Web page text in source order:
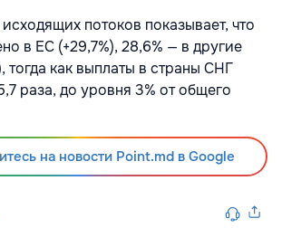
потоков показывает, что
в ЕС (+29,7%), 28,6% — в другие
тогда как выплаты в страны СНГ
раза, до уровня 3% от общего
на новости Point.md в Google